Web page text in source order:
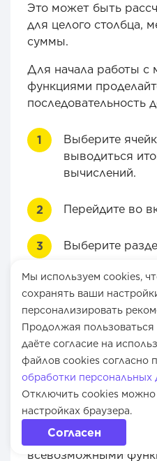
Мы используем cookies,
сохранять ваши
персонализировать
Продолжая пользоваться
даёте согласие на
файлов cookies согласно
обработки персональных
Отключить cookies можно
настройках браузера.
Согласен
Это может быть
для целого столбца,
суммы.
Для начала работы с
функциями
последовательность
Выберите
выводиться
вычислений.
Перейдите во
Выберите
В выпадающем
пункт
Выбрав из
задайте
необходимо
действия (это
значение,
Возможности Excel
всевозможными